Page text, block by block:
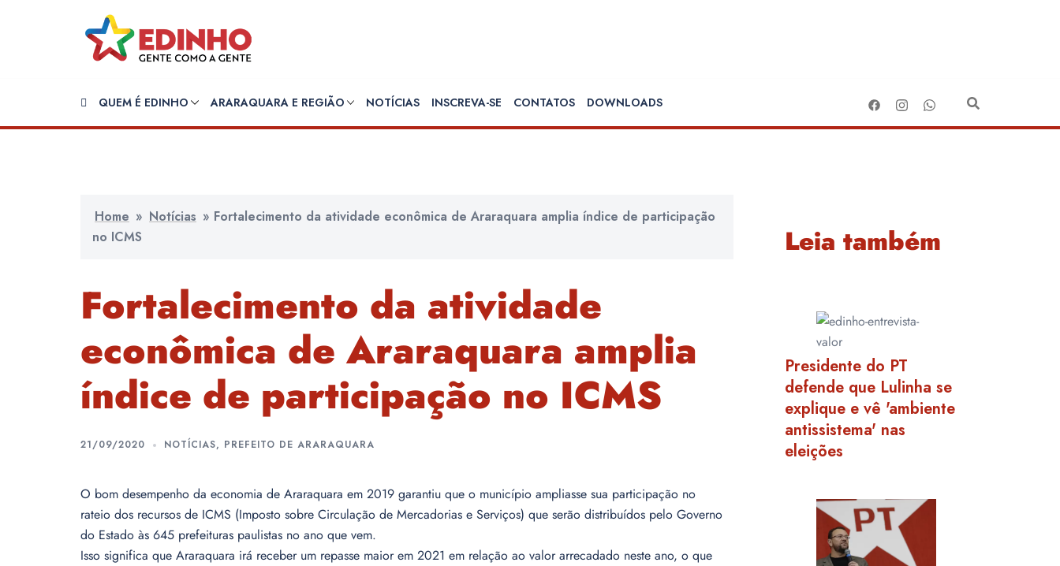
QUEM É EDINHO ARARAQUARA E REGIÃO NOTÍCIAS INSCREVA-SE CONTATOS DOWNLOADS
Home » Notícias » Fortalecimento da atividade econômica de Araraquara amplia índice de participação
no ICMS
Fortalecimento da atividade
econômica de Araraquara amplia
índice de participação no ICMS
21/09/2020 NOTÍCIAS, PREFEITO DE ARARAQUARA
O bom desempenho da economia de Araraquara em 2019 garantiu que o município ampliasse sua participação no
rateio dos recursos de ICMS (Imposto sobre Circulação de Mercadorias e Serviços) que serão distribuídos pelo Governo
do Estado às 645 prefeituras paulistas no ano que vem.
Isso significa que Araraquara irá receber um repasse maior em 2021 em relação ao valor arrecadado neste ano, o que
Leia também
Presidente do PT
defende que Lulinha se
explique e vê 'ambiente
antissistema' nas
eleições